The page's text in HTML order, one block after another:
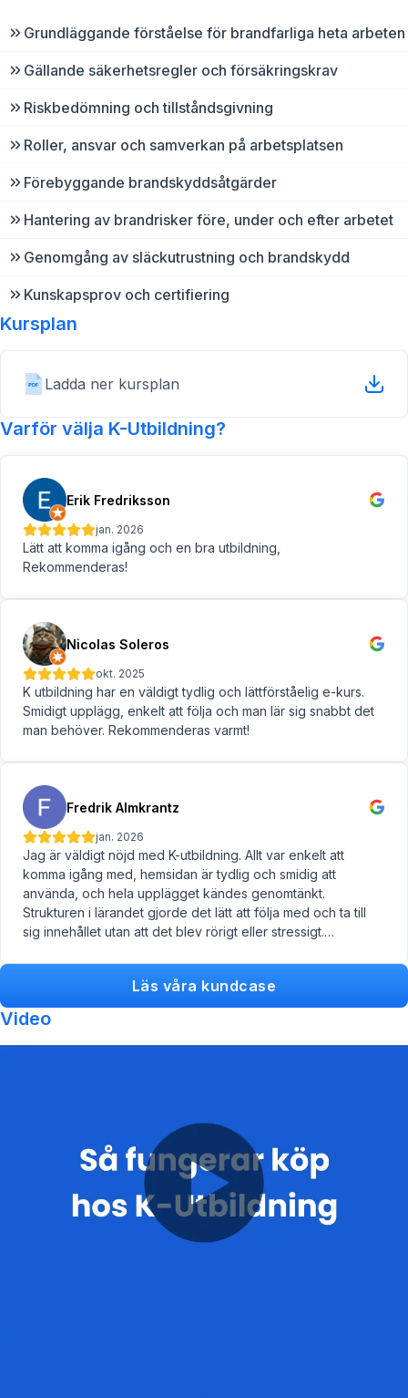
Grundläggande förståelse för brandfarliga heta arbeten
Gällande säkerhetsregler och försäkringskrav
Riskbedömning och tillståndsgivning
Roller, ansvar och samverkan på arbetsplatsen
Förebyggande brandskyddsåtgärder
Hantering av brandrisker före, under och efter arbetet
Genomgång av släckutrustning och brandskydd
Kunskapsprov och certifiering
Kursplan
Ladda ner kursplan
Varför välja K-Utbildning?
Erik Fredriksson
jan. 2026
Lätt att komma igång och en bra utbildning,
Rekommenderas!
Nicolas Soleros
okt. 2025
K utbildning har en väldigt tydlig och lättförståelig e-kurs.
Smidigt upplägg, enkelt att följa och man lär sig snabbt det
man behöver. Rekommenderas varmt!
Fredrik Almkrantz
jan. 2026
Jag är väldigt nöjd med K-utbildning. Allt var enkelt att
komma igång med, hemsidan är tydlig och smidig att
använda, och hela upplägget kändes genomtänkt.
Strukturen i lärandet gjorde det lätt att följa med och ta till
sig innehållet utan att det blev rörigt eller stressigt.
Läs våra kundcase
Video